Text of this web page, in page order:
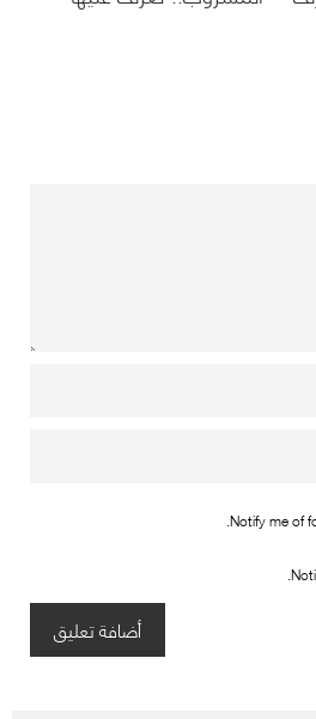
Notify me of